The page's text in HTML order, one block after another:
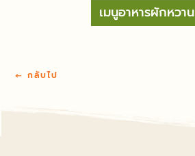
เมนูอาหารผักหวาน
←กลับไป